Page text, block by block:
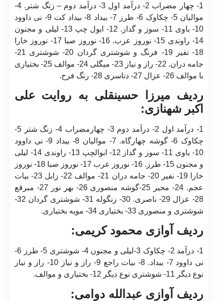
1- چهار مضراب 2- درآمد اول 3- درآمد دوم – زنگ شتر. 4-
موالیان 5- چکاوک 6- طرز 7- بیداد 8- بیداد کت 9- نی داوود
10- باوی 11- سوز و گداز. 12- ابول چپ 13- لیلی و مجنون
14- راوندی 15- نوروز عرب. 16- نوروز صبا 17- نوروز خارا
18- نفیر 19- فرنگ و شوشتری گردان 20- شوشتری 21-
جامه دران. 22- راز و نیاز 23- میگلی 24- موالف 25- بختیاری
با موالف 26- عزال 27- دناسری 28- رنگ فرح.
ردیف میرزا حسینقلی به روایت علی
اکبر شهنازی:
1- درآمد اول 2- درآمد دوم 3- چهارمضراب 4- زنگ شتر 5-
چکاوک 6- گوشه چهارگاه. 7- موالیان 8- بیداد 9- نی داوود
10- باوی 11- سوز و گداز 12- ابوالچپ 13- راوندی 14- لیلی
و مجنون 15- طرز. 16- نوروز عرب 17- نوروز صبا 18- نوروز
خارا 19- نفیر 20- جامه دران 21- موالف 22- زابل 23- بیات
عجم. 24- محیر 25-گوشه منصوری 26- بهر نور 27- مبرقع
28- عزال 29- ناصری. 30- زنگوله 31- شوشتری گردان 32-
شوشتری و منصوری 33- بختیاری 34- مویه بختیاری.
ردیف آوازی محمود کریمی:
1- درآمد 2- چکاوک 3-لیلی و مجنون 4- شوشتری 5- طرز 6-
نی داوود 7- بیداد. 8- بیات راجع 9- راز و نیاز 10- راز و نیاز
نوع دیگر 11- شوشتری نوع دیگر 12- بختیاری و موالف.
ردیف آوازی عبدالله دوامی: